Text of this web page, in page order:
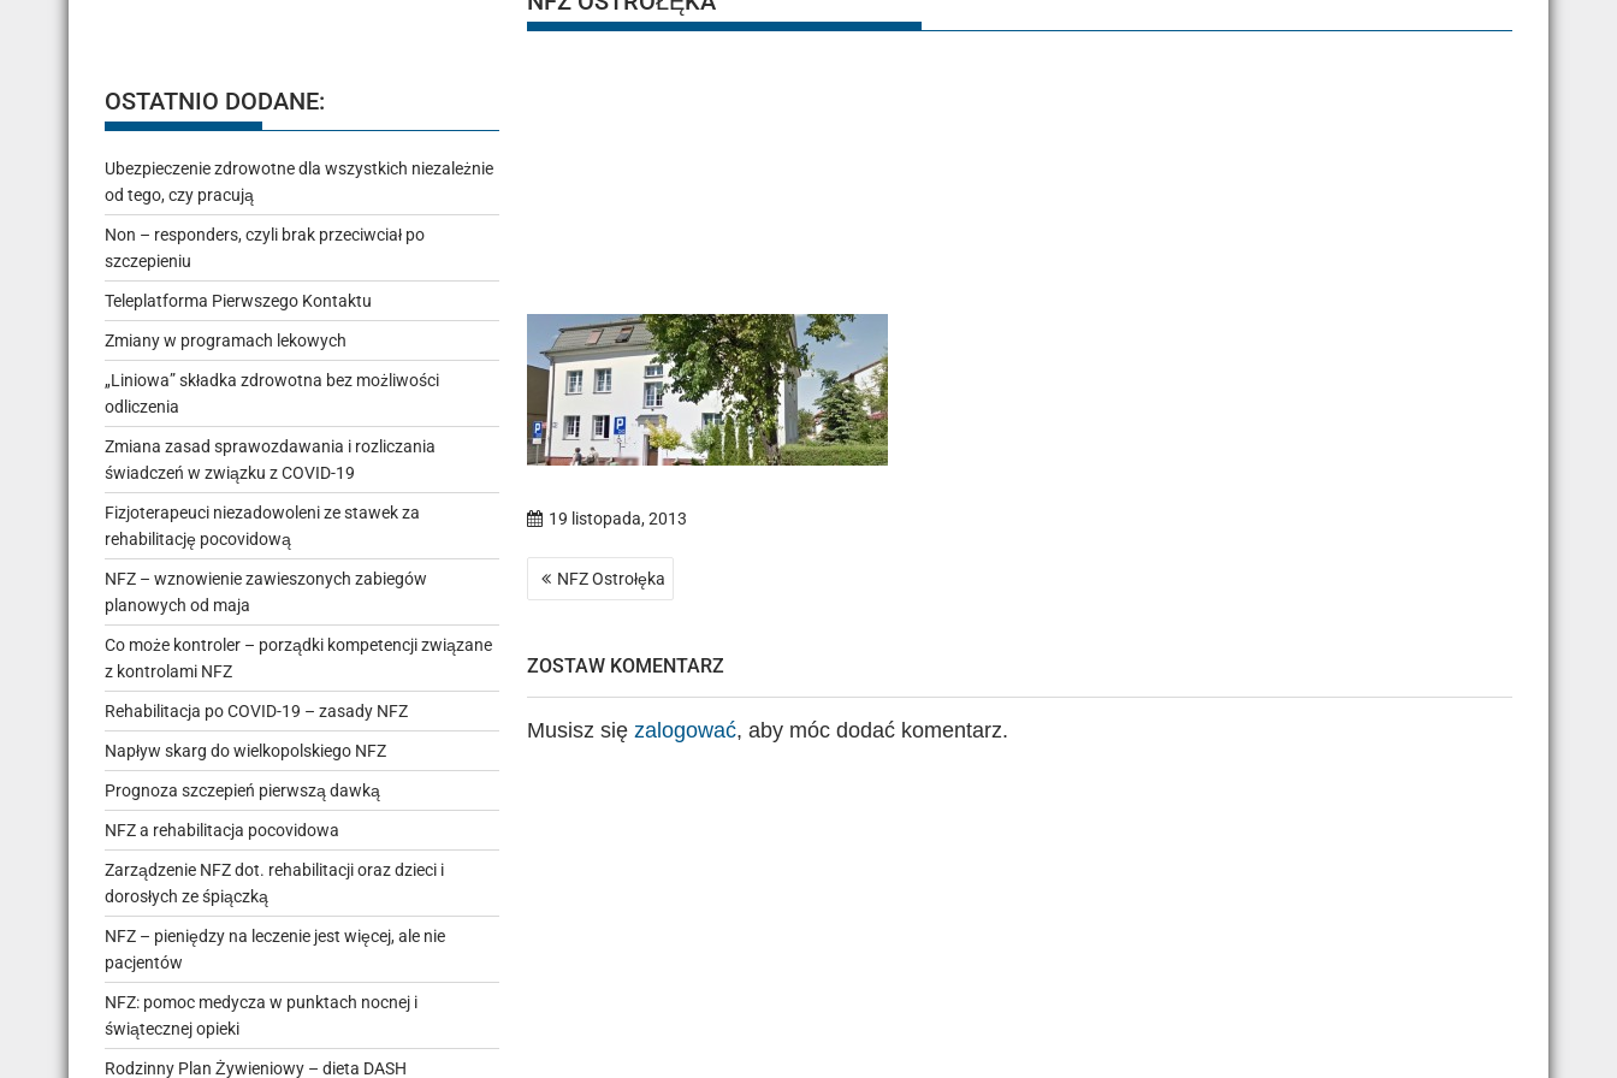
19 listopada, 2013
Nawigacja
wpisu
NFZ Ostrołęka
ZOSTAW KOMENTARZ
Musisz się zalogować, aby móc dodać komentarz.
OSTATNIO DODANE:
Ubezpieczenie zdrowotne dla wszystkich niezależnie
od tego, czy pracują
Non – responders, czyli brak przeciwciał po
szczepieniu
Teleplatforma Pierwszego Kontaktu
Zmiany w programach lekowych
„Liniowa” składka zdrowotna bez możliwości
odliczenia
Zmiana zasad sprawozdawania i rozliczania
świadczeń w związku z COVID-19
Fizjoterapeuci niezadowoleni ze stawek za
rehabilitację pocovidową
NFZ – wznowienie zawieszonych zabiegów
planowych od maja
Co może kontroler – porządki kompetencji związane
z kontrolami NFZ
Rehabilitacja po COVID-19 – zasady NFZ
Napływ skarg do wielkopolskiego NFZ
Prognoza szczepień pierwszą dawką
NFZ a rehabilitacja pocovidowa
Zarządzenie NFZ dot. rehabilitacji oraz dzieci i
dorosłych ze śpiączką
NFZ – pieniędzy na leczenie jest więcej, ale nie
pacjentów
NFZ: pomoc medycza w punktach nocnej i
świątecznej opieki
Rodzinny Plan Żywieniowy – dieta DASH